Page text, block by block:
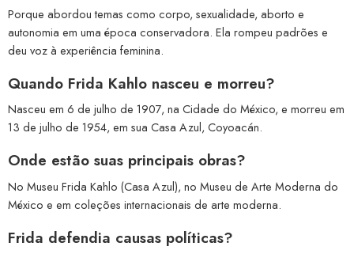
Porque abordou temas como corpo, sexualidade, aborto e
autonomia em uma época conservadora. Ela rompeu padrões e
deu voz à experiência feminina.
Quando Frida Kahlo nasceu e morreu?
Nasceu em 6 de julho de 1907, na Cidade do México, e morreu em
13 de julho de 1954, em sua Casa Azul, Coyoacán.
Onde estão suas principais obras?
No Museu Frida Kahlo (Casa Azul), no Museu de Arte Moderna do
México e em coleções internacionais de arte moderna.
Frida defendia causas políticas?